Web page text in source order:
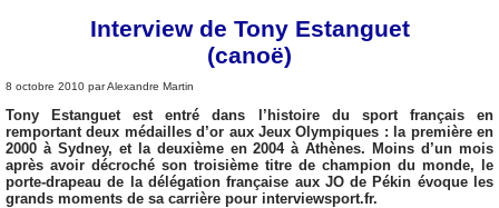
Interview de Tony Estanguet
(canoë)
8 octobre 2010 par Alexandre Martin
Tony Estanguet est entré dans l’histoire du sport français en
remportant deux médailles d’or aux Jeux Olympiques : la première en
2000 à Sydney, et la deuxième en 2004 à Athènes. Moins d’un mois
après avoir décroché son troisième titre de champion du monde, le
porte-drapeau de la délégation française aux JO de Pékin évoque les
grands moments de sa carrière pour interviewsport.fr.